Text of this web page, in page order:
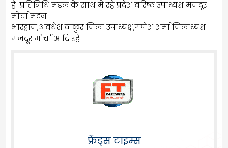
है। प्रतिनिधि मंडल के साथ में रहे प्रदेश वरिष्ठ उपाध्यक्ष मजदूर
मोर्चा मदन
भारद्वाज,अवधेश ठाकुर जिला उपाध्यक्ष,गणेश शर्मा जिलाध्यक्ष
मजदूर मोर्चा आदि रहे।
फ्रेंड्स टाइम्स